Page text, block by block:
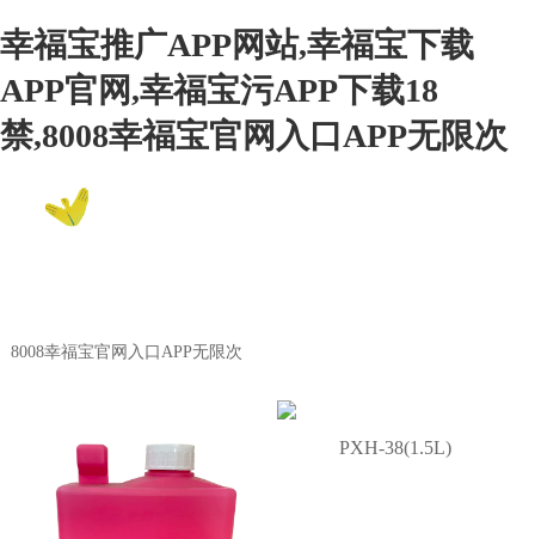
幸福宝推广APP网站,幸福宝下载
APP官网,幸福宝污APP下载18
禁,8008幸福宝官网入口APP无限次
8008幸福宝官网入口APP无限次
PXH-38(1.5L)